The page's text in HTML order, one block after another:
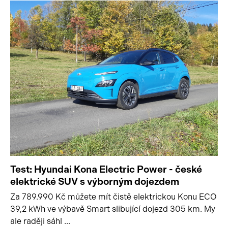
Test: Hyundai Kona Electric Power - české
elektrické SUV s výborným dojezdem
Za 789.990 Kč můžete mít čistě elektrickou Konu ECO
39,2 kWh ve výbavě Smart slibující dojezd 305 km. My
ale raději sáhl ...